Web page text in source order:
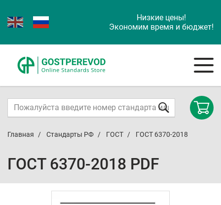
Низкие цены!
Экономим время и бюджет!
Главная Стандарты РФ ГОСТ ГОСТ 6370-2018
ГОСТ 6370-2018 PDF